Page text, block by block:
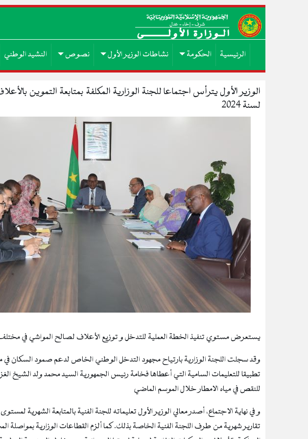
الرئيسية الحكومة نشاطات الوزير الأول نصوص النشيد الوطني
الوزير الأول يترأس اجتماعا للجنة الوزارية المكلفة بمتابعة التموين
لسنة 2024
يستعرض مستوي تنفيذ الخطة العملية للتدخل و توزيع الأعلاف لصالح المواشي في
وقد سجلت اللجنة الوزارية بارتياح مجهود التدخل الوطني الخاص لدعم صمود السكان
تطبيقا للتعليمات السامية التي أعطاها فخامة رئيس الجمهورية السيد محمد ولد الشيخ
للنقص في مياه الامطار خلال الموسم الماضي
و في نهاية الاجتماع، أصدر معالي الوزير الأول تعليماته للجنة الفنية بالمتابعة الشهرية
تقارير شهرية من طرف اللجنة الفنية الخاصة بذلك. كما ألزم القطاعات الوزارية بمواصلة